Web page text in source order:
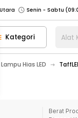
Barat
Senin - Jumat
Senin - Jumat (08:00
Senin - Jumat
Senin - Sabtu
Senin - Sabtu
Kategori Alat
Lampu Hias LED
Berat